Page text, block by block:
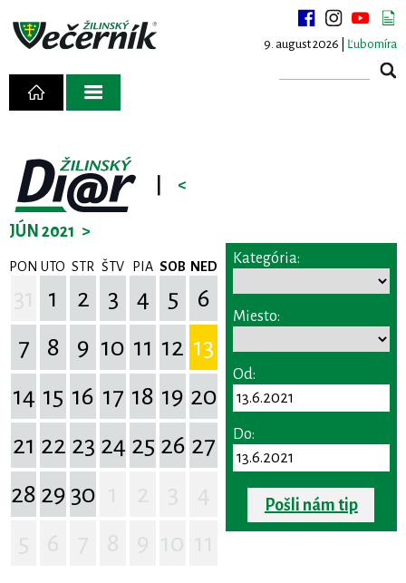
9. august 2026 | Ľubomíra
<
JÚN 2021 >
PON UTO STR ŠTV PIA SOB NED
1 2 3 4 5
6
7
8 9 10 11 12 13
14 15 16 17 18 19 20
21 22 23 24 25 26 27
28 29 30
Kategória:
Miesto:
Od:
Do:
Pošli nám tip